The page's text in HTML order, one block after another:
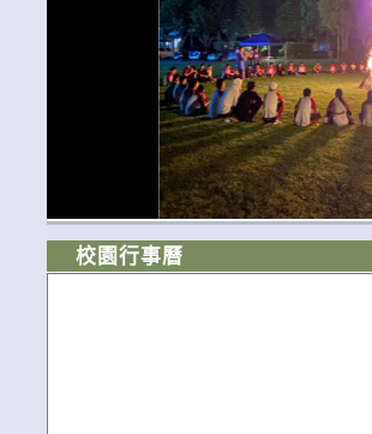
校園行事曆